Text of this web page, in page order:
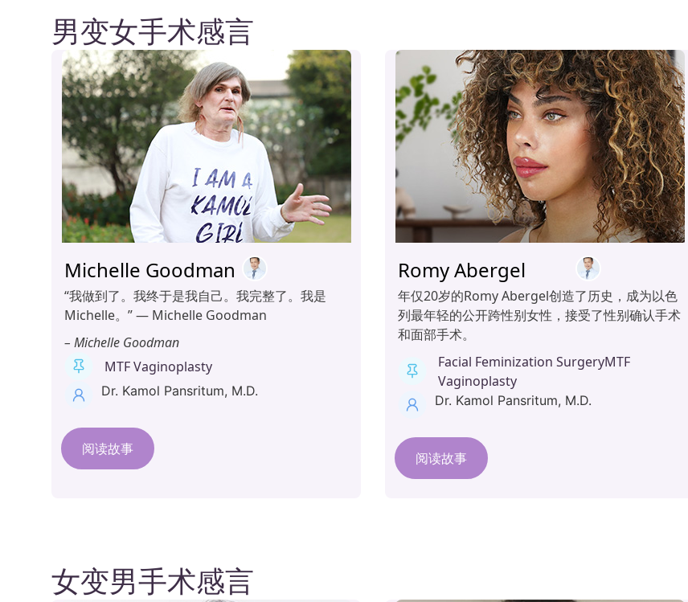
男变女手术感言
Michelle Goodman
“我做到了。我终于是我自己。我完整了。我是
Michelle。” — Michelle Goodman
– Michelle Goodman
MTF Vaginoplasty
Dr. Kamol Pansritum, M.D.
阅读故事
Romy Abergel
年仅20岁的Romy Abergel创造了历史，成为以色
列最年轻的公开跨性别女性，接受了性别确认手术
和面部手术。
Facial Feminization SurgeryMTF
Vaginoplasty
Dr. Kamol Pansritum, M.D.
阅读故事
女变男手术感言